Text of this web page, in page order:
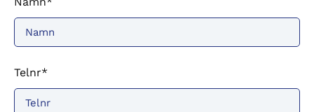
Telnr*